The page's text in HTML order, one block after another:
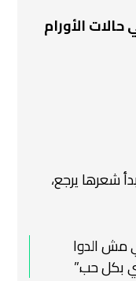
الأورام
شعرها يرجع،
مش الدوا
بكل حب.”